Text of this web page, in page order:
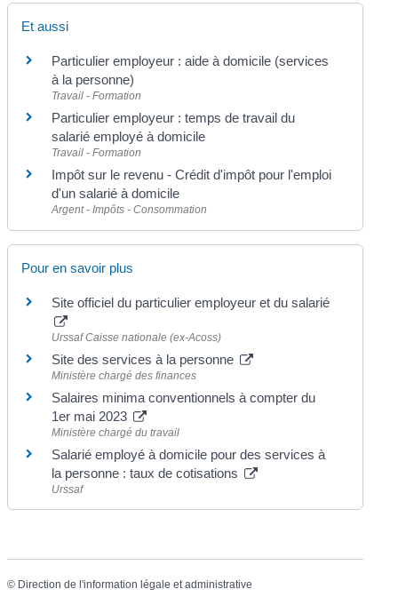
Et aussi
Particulier employeur : aide à domicile (services
à la personne)
Travail - Formation
Particulier employeur : temps de travail du
salarié employé à domicile
Travail - Formation
Impôt sur le revenu - Crédit d'impôt pour l'emploi
d'un salarié à domicile
Argent - Impôts - Consommation
Pour en savoir plus
Site officiel du particulier employeur et du salarié
Urssaf Caisse nationale (ex-Acoss)
Site des services à la personne
Ministère chargé des finances
Salaires minima conventionnels à compter du
1er mai 2023
Ministère chargé du travail
Salarié employé à domicile pour des services à
la personne : taux de cotisations
Urssaf
© Direction de l'information légale et administrative